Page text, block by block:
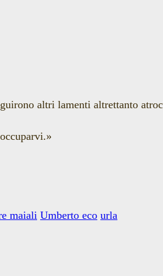
altri lamenti altrettanto
maiali Umberto eco urla